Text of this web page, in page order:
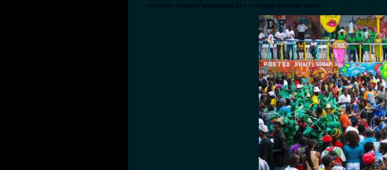
помогает поднять моральный дух и создать рабочие места.